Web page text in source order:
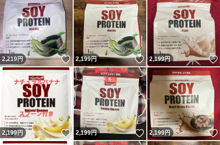
2,219円 いいね！
2,199円 いいね！
2,199円
2,199円 いいね！
2,199円 いいね！
2,199円